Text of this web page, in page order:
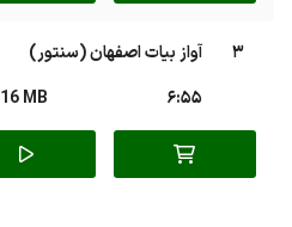
3
آواز بیات اصفهان (سنتور)
6:55
16 MB